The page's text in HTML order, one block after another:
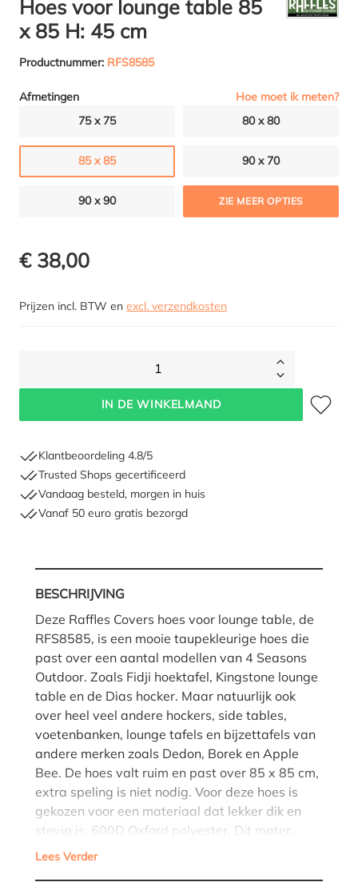
Hoes voor lounge table 85
x 85 H: 45 cm
Productnummer: RFS8585
Afmetingen
Hoe moet ik meten?
75 x 75
80 x 80
85 x 85 90 x 70
90 x 90 ZIE MEER OPTIES
€ 38,00
Prijzen incl. BTW en excl. verzendkosten
1
IN DE WINKELMAND
Klantbeoordeling 4.8/5
Trusted Shops gecertificeerd
Vandaag besteld, morgen in huis
Vanaf 50 euro gratis bezorgd
BESCHRIJVING
Deze Raffles Covers hoes voor lounge table, de
RFS8585, is een mooie taupekleurige hoes die
past over een aantal modellen van 4 Seasons
Outdoor. Zoals Fidji hoektafel, Kingstone lounge
table en de Dias hocker. Maar natuurlijk ook
over heel veel andere hockers, side tables,
voetenbanken, lounge tafels en bijzettafels van
andere merken zoals Dedon, Borek en Apple
Bee. De hoes valt ruim en past over 85 x 85 cm,
extra speling is niet nodig. Voor deze hoes is
gekozen voor een materiaal dat lekker dik en
stevig is, 600D Oxford polyester. Dit mater…
Lees Verder